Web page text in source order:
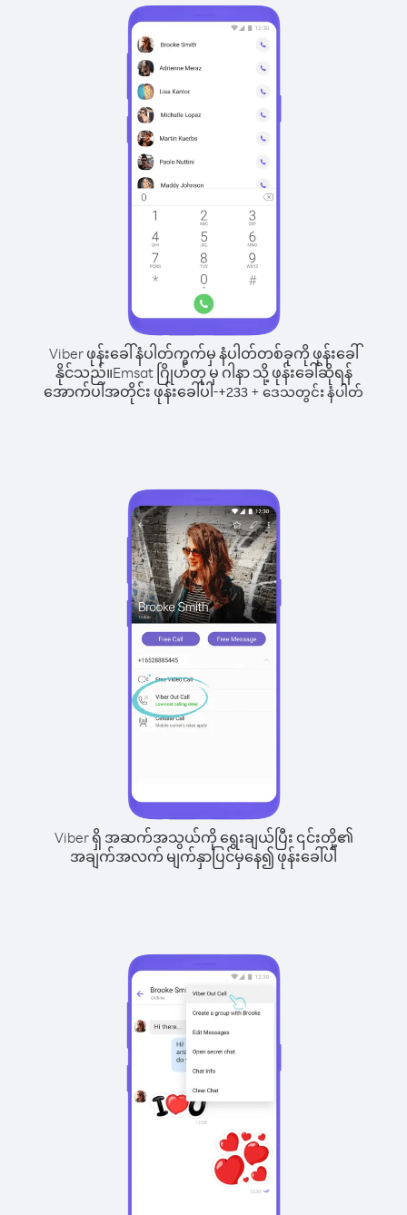
Viber ဖုန်းခေါ်နံပါတ်ကွက်မှ နံပါတ်တစ်ခုကို ဖုန်းခေါ်
နိုင်သည်။Emsat ဂြိုဟ်တု မှ ဂါနာ သို့ ဖုန်းခေါ်ဆိုရန်
အောက်ပါအတိုင်း ဖုန်းခေါ်ပါ-+233 + ဒေသတွင်း နံပါတ်
Viber ရှိ အဆက်အသွယ်ကို ရွေးချယ်ပြီး ၎င်းတို့၏
အချက်အလက် မျက်နှာပြင်မှနေ၍ ဖုန်းခေါ်ပါ